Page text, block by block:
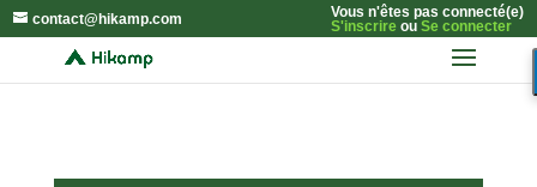
contact@hikamp.com
Vous n'êtes pas connecté(e)
S'inscrireou Se connecter